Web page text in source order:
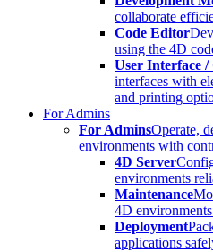
collaborate
Code Editor
using the 4D
User Interface
interfaces with
and printing
For Admins
For AdminsOperate,
environments with
4D Server
environments
Maintenance
4D
Deployment
applications